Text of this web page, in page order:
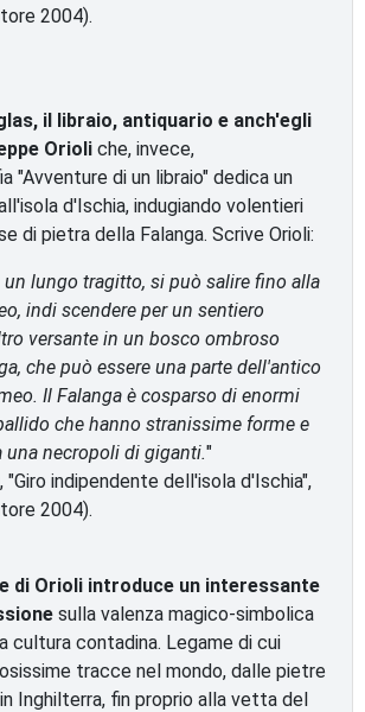
2004).
il libraio, antiquario e anch'egli
Orioli che, invece,
"Avventure di un libraio" dedica un
d'Ischia, indugiando volentieri
di pietra della Falanga. Scrive Orioli:
un lungo tragitto, si può salire fino alla
indi scendere per un sentiero
versante in un bosco ombroso
che può essere una parte dell'antico
Il Falanga è cosparso di enormi
che hanno stranissime forme e
una necropoli di giganti."
"Giro indipendente dell'isola d'Ischia",
2004).
di Orioli introduce un interessante
sulla valenza magico-simbolica
cultura contadina. Legame di cui
tracce nel mondo, dalle pietre
Inghilterra, fin proprio alla vetta del